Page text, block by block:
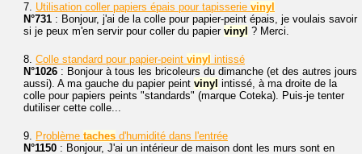
7. Utilisation coller papiers épais pour tapisserie vinyl
N°731 : Bonjour, j'ai de la colle pour papier-peint épais, je voulais savoir
si je peux m'en servir pour coller du papier vinyl ? Merci.
8. Colle standard pour papier-peint vinyl intissé
N°1026 : Bonjour à tous les bricoleurs du dimanche (et des autres jours
aussi). A ma gauche du papier peint vinyl intissé, à ma droite de la
colle pour papiers peints "standards" (marque Coteka). Puis-je tenter
dutiliser cette colle...
9. Problème taches d'humidité dans l'entrée
N°1150 : Bonjour, J'ai un intérieur de maison dont les murs sont en